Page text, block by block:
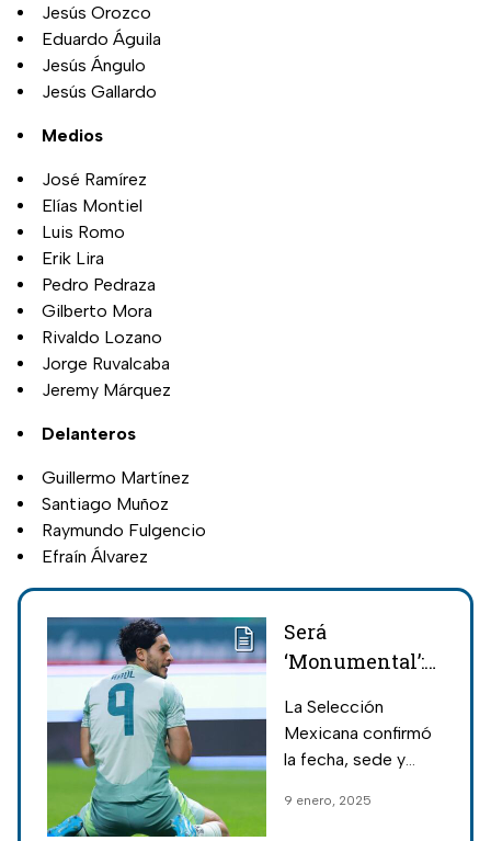
Jesús Orozco
Eduardo Águila
Jesús Ángulo
Jesús Gallardo
Medios
José Ramírez
Elías Montiel
Luis Romo
Erik Lira
Pedro Pedraza
Gilberto Mora
Rivaldo Lozano
Jorge Ruvalcaba
Jeremy Márquez
Delanteros
Guillermo Martínez
Santiago Muñoz
Raymundo Fulgencio
Efraín Álvarez
Será
‘Monumental’:
Mexicana
confirma juego
en enero 2025
La Selección
Mexicana confirmó
la fecha, sede y
amistoso que
9 enero, 2025